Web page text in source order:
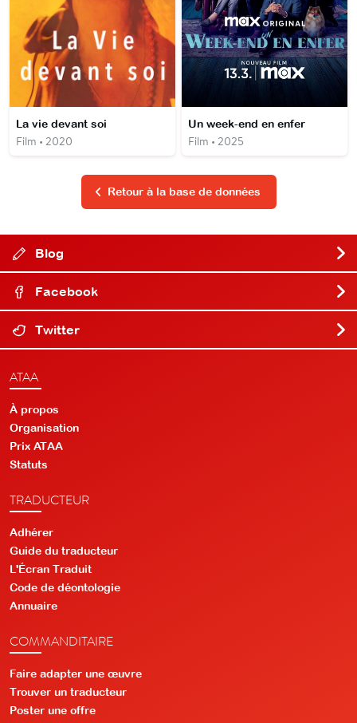
La vie devant soi
Film • 2020
Un week-end en enfer
Film • 2025
Retour à la base de données
Blog
Facebook
Twitter
ATAA
À propos
Organisation
Prix ATAA
Statuts
TRADUCTEUR
Adhérer
Guide du traducteur
L'Écran Traduit
Code de déontologie
Annuaire
COMMANDITAIRE
Faire adapter une œuvre
Trouver un traducteur
Poster une offre